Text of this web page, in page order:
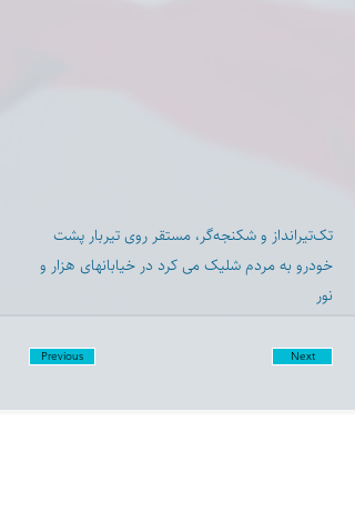
تک‌تیرانداز و شکنجه‌گر، مستقر روی تیربار پشت
خودرو به مردم شلیک می کرد در خیابانهای هزار و
نور
Previous Next